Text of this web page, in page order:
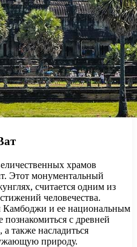
храмов
Этот монументальный
считается одним из
человечества.
Камбоджи и ее национальным
с древней
также насладиться
природу.